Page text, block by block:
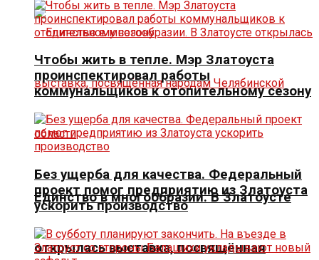
Единство в многообразии. В Златоусте
открылась выставка, посвящённая
Чтобы жить в тепле. Мэр Златоуста
проинспектировал работы
коммунальщиков к отопительному сезону
Без ущерба для качества. Федеральный
проект помог предприятию из Златоуста
ускорить производство